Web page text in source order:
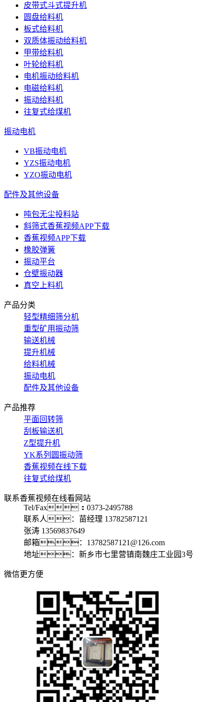
皮带式斗式提升机
圆盘给料机
板式给料机
双质体振动给料机
甲带给料机
叶轮给料机
电机振动给料机
电磁给料机
振动给料机
往复式给煤机
振动电机
VB振动电机
YZS振动电机
YZO振动电机
配件及其他设备
吨包无尘投料站
斜筛式香蕉视频APP下载
香蕉视频APP下载
橡胶弹簧
振动平台
仓壁振动器
真空上料机
产品分类
轻型精细筛分机
重型矿用振动筛
输送机械
提升机械
给料机械
振动电机
配件及其他设备
产品推荐
平面回转筛
刮板输送机
Z型提升机
YK系列圆振动筛
香蕉视频在线下载
往复式给煤机
联系香蕉视频在线看网站
Tel/Fax：0373-2495788
联系人：苗经理 13782587121
张涛 13569837649
邮箱：13782587121@126.com
地址：新乡市七里营镇南魏庄工业园3号
微信更方便